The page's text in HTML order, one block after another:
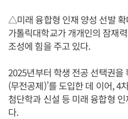
△미래 융합형 인재 양성 선발 확
가톨릭대학교가 개개인의 잠재
조성에 힘을 주고 있다.
2025년부터 학생 전공 선택권을
(무전공제)’를 도입한 데 이어, 4
첨단학과 신설 등 미래 융합형
다.